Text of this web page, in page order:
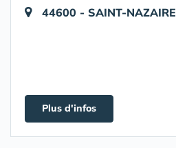
44600 - SAINT-NAZAIRE
Plus d'infos